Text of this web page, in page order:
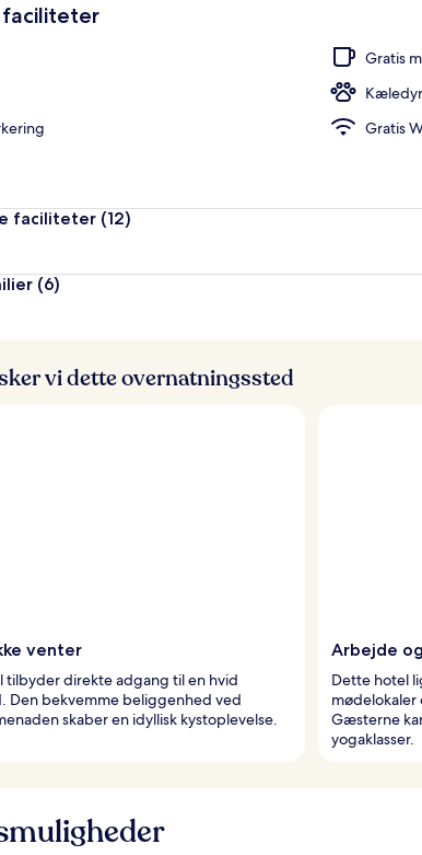
Gratis
Gratis
faciliteter (12)
(6)
vi dette overnatningssted
venter
tilbyder direkte adgang til en hvid
Den bekvemme beliggenhed ved
skaber en idyllisk kystoplevelse.
Arbejde
Dette hotel
Gæsterne
yogaklasser.